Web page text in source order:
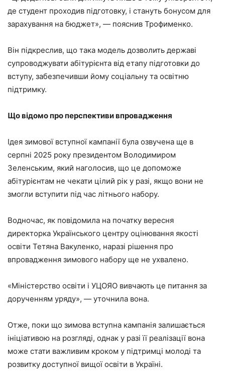
де студент проходив підготовку, і стануть бонусом для
зарахування на бюджет», — пояснив Трофименко.
Він підкреслив, що така модель дозволить державі
супроводжувати абітурієнта від етапу підготовки до
вступу, забезпечивши йому соціальну та освітню
підтримку.
Що відомо про перспективи впровадження
Ідея зимової вступної кампанії була озвучена ще в
серпні 2025 року президентом Володимиром
Зеленським, який наголосив, що це допоможе
абітурієнтам не чекати цілий рік у разі, якщо вони не
змогли вступити під час літнього набору.
Водночас, як повідомила на початку вересня
директорка Українського центру оцінювання якості
освіти Тетяна Вакуленко, наразі рішення про
впровадження зимового набору ще не ухвалено.
«Міністерство освіти і УЦОЯО вивчають це питання за
дорученням уряду», — уточнила вона.
Отже, поки що зимова вступна кампанія залишається
ініціативою на розгляді, однак у разі її реалізації вона
може стати важливим кроком у підтримці молоді та
розвитку доступної вищої освіти в Україні.